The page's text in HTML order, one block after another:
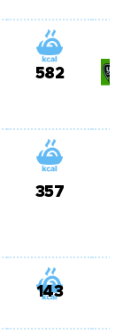
582
357
143